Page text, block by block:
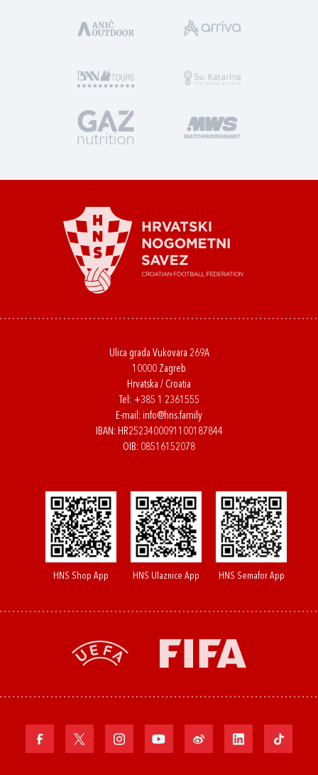
Ulica grada Vukovara 269A
10000 Zagreb
Hrvatska / Croatia
Tel: +385 1 2361555
E-mail: info@hns.family
IBAN: HR2523400091100187844
OIB: 08516152078
HNS Shop App HNS Ulaznice App HNS Semafor App